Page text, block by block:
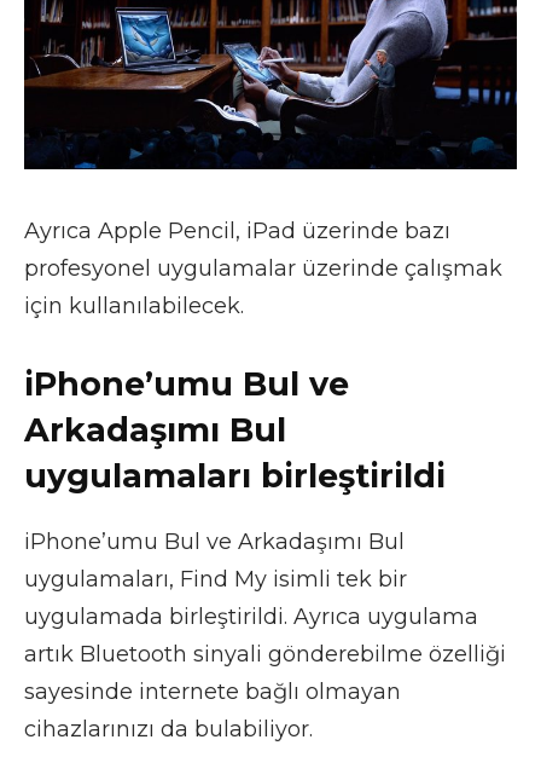
Ayrıca Apple Pencil, iPad üzerinde bazı
profesyonel uygulamalar üzerinde çalışmak
için kullanılabilecek.
iPhone’umu Bul ve
Arkadaşımı Bul
uygulamaları birleştirildi
iPhone’umu Bul ve Arkadaşımı Bul
uygulamaları, Find My isimli tek bir
uygulamada birleştirildi. Ayrıca uygulama
artık Bluetooth sinyali gönderebilme özelliği
sayesinde internete bağlı olmayan
cihazlarınızı da bulabiliyor.